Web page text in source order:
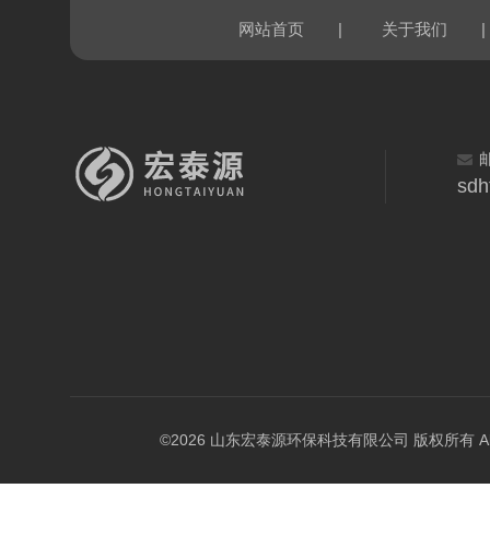
网站首页 | 关于我们 |
©2026 山东宏泰源环保科技有限公司 版权所有